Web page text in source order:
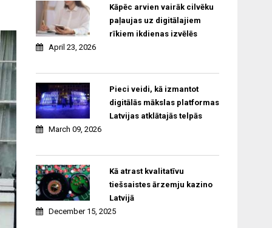
Kāpēc arvien vairāk cilvēku
paļaujas uz digitālajiem
rīkiem ikdienas izvēlēs
April 23, 2026
Pieci veidi, kā izmantot
digitālās mākslas platformas
Latvijas atklātajās telpās
March 09, 2026
Kā atrast kvalitatīvu
tiešsaistes ārzemju kazino
Latvijā
December 15, 2025